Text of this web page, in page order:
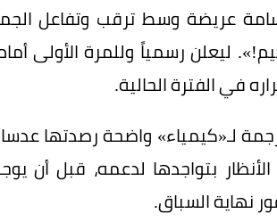
عريضة وسط ترقب وتفاعل
ليعلن رسمياً وللمرة الأولى
في الفترة الحالية.
لـ«كيمياء» واضحة رصدتها
بتواجدها لدعمه، قبل أن
نهاية السباق.